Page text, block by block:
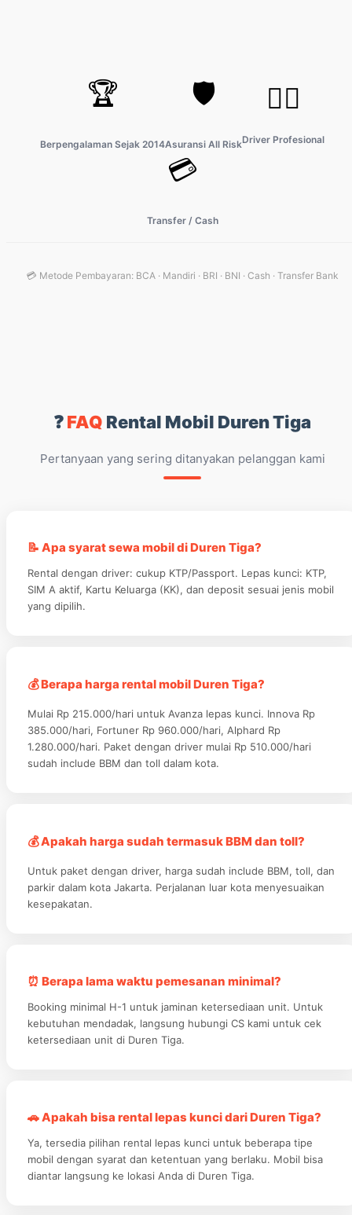
🏆
Berpengalaman Sejak 2014
🛡️
Asuransi All Risk
👨‍✈️
Driver Profesional
💳
Transfer / Cash
💳 Metode Pembayaran: BCA · Mandiri · BRI · BNI · Cash · Transfer Bank
❓FAQ Rental Mobil Duren Tiga
Pertanyaan yang sering ditanyakan pelanggan kami
📝 Apa syarat sewa mobil di Duren Tiga?
Rental dengan driver: cukup KTP/Passport. Lepas kunci: KTP,
SIM A aktif, Kartu Keluarga (KK), dan deposit sesuai jenis mobil
yang dipilih.
💰 Berapa harga rental mobil Duren Tiga?
Mulai Rp 215.000/hari untuk Avanza lepas kunci. Innova Rp
385.000/hari, Fortuner Rp 960.000/hari, Alphard Rp
1.280.000/hari. Paket dengan driver mulai Rp 510.000/hari
sudah include BBM dan toll dalam kota.
💰 Apakah harga sudah termasuk BBM dan toll?
Untuk paket dengan driver, harga sudah include BBM, toll, dan
parkir dalam kota Jakarta. Perjalanan luar kota menyesuaikan
kesepakatan.
⏰ Berapa lama waktu pemesanan minimal?
Booking minimal H-1 untuk jaminan ketersediaan unit. Untuk
kebutuhan mendadak, langsung hubungi CS kami untuk cek
ketersediaan unit di Duren Tiga.
🚗 Apakah bisa rental lepas kunci dari Duren Tiga?
Ya, tersedia pilihan rental lepas kunci untuk beberapa tipe
mobil dengan syarat dan ketentuan yang berlaku. Mobil bisa
diantar langsung ke lokasi Anda di Duren Tiga.